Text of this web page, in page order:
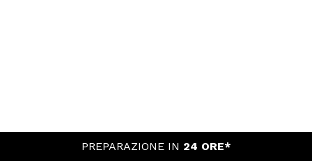
PREPARAZIONE IN 24 ORE*